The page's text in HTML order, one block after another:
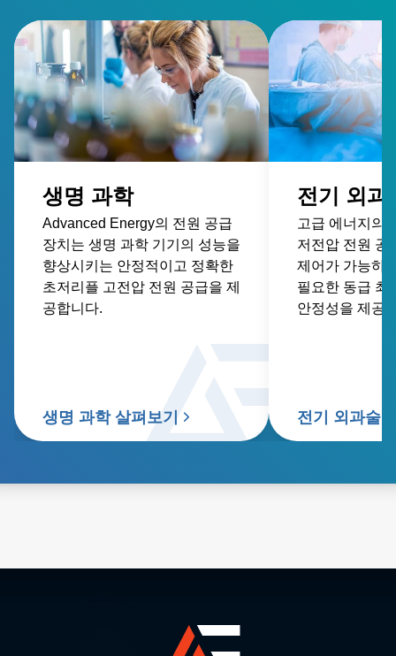
생명 과학
Advanced Energy의 전원 공급
장치는 생명 과학 기기의 성능을
향상시키는 안정적이고 정확한
초저리플 고전압 전원 공급을 제
공합니다.
생명 과학 살펴보기
전기 외과
고급 에너지의
저전압 전원 공
제어가 가능하
필요한 동급 최
안정성을 제공
전기 외과술